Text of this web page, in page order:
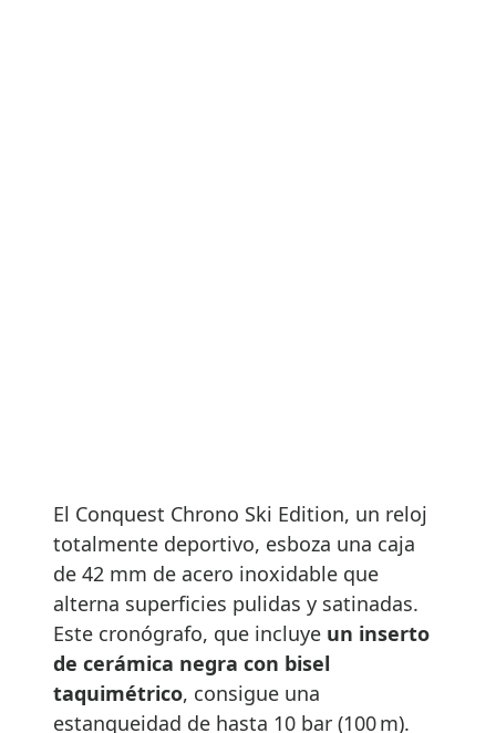
El Conquest Chrono Ski Edition, un reloj
totalmente deportivo, esboza una caja
de 42 mm de acero inoxidable que
alterna superficies pulidas y satinadas.
Este cronógrafo, que incluye un inserto
de cerámica negra con bisel
taquimétrico, consigue una
estanqueidad de hasta 10 bar (100 m).